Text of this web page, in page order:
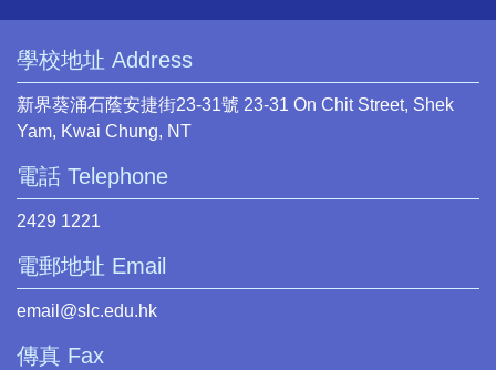
學校地址 Address
新界葵涌石蔭安捷街23-31號 23-31 On Chit Street, Shek
Yam, Kwai Chung, NT
電話 Telephone
2429 1221
電郵地址 Email
email@slc.edu.hk
傳真 Fax